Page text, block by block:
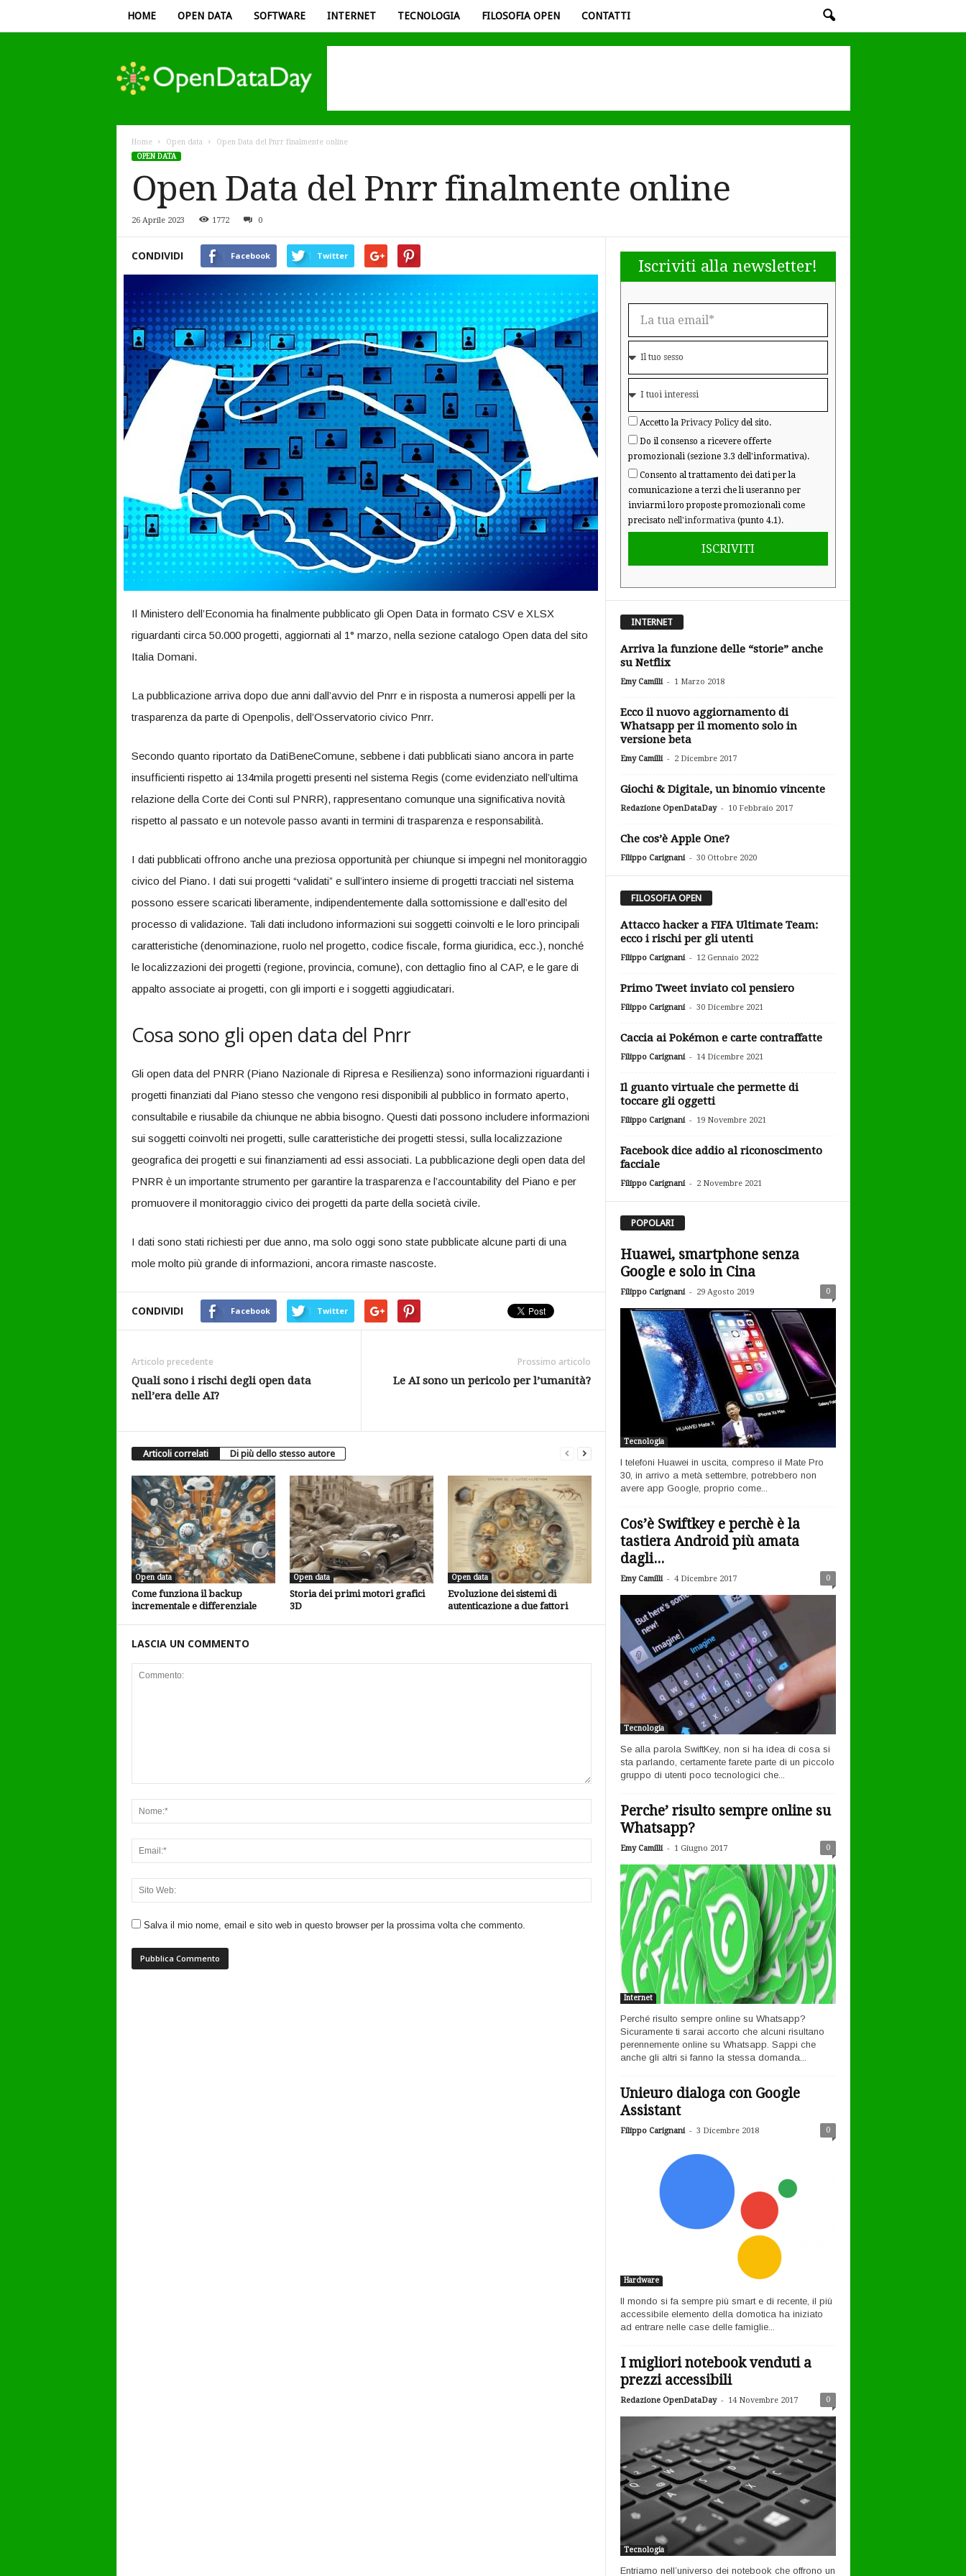
HOME OPEN DATA SOFTWARE INTERNET TECNOLOGIA FILOSOFIA OPEN CONTATTI
Data
Day
Home Open data
Open Data del Pnrr finalmente online
OPEN DATA
Open Data del Pnrr finalmente online
26 Aprile 2023 1772 0
CONDIVIDI Facebook Twitter
Il Ministero dell’Economia ha finalmente pubblicato gli Open Data in formato CSV e XLSX
riguardanti circa 50.000 progetti, aggiornati al 1° marzo, nella sezione catalogo Open data del sito
Italia Domani.
La pubblicazione arriva dopo due anni dall’avvio del Pnrr e in risposta a numerosi appelli per la
trasparenza da parte di Openpolis, dell’Osservatorio civico Pnrr.
Secondo quanto riportato da DatiBeneComune, sebbene i dati pubblicati siano ancora in parte
insufficienti rispetto ai 134mila progetti presenti nel sistema Regis (come evidenziato nell’ultima
relazione della Corte dei Conti sul PNRR), rappresentano comunque una significativa novità
rispetto al passato e un notevole passo avanti in termini di trasparenza e responsabilità.
I dati pubblicati offrono anche una preziosa opportunità per chiunque si impegni nel monitoraggio
civico del Piano. I dati sui progetti “validati” e sull’intero insieme di progetti tracciati nel sistema
possono essere scaricati liberamente, indipendentemente dalla sottomissione e dall’esito del
processo di validazione. Tali dati includono informazioni sui soggetti coinvolti e le loro principali
caratteristiche (denominazione, ruolo nel progetto, codice fiscale, forma giuridica, ecc.), nonché
le localizzazioni dei progetti (regione, provincia, comune), con dettaglio fino al CAP, e le gare di
appalto associate ai progetti, con gli importi e i soggetti aggiudicatari.
Cosa sono gli open data del Pnrr
Gli open data del PNRR (Piano Nazionale di Ripresa e Resilienza) sono informazioni riguardanti i
progetti finanziati dal Piano stesso che vengono resi disponibili al pubblico in formato aperto,
consultabile e riusabile da chiunque ne abbia bisogno. Questi dati possono includere informazioni
sui soggetti coinvolti nei progetti, sulle caratteristiche dei progetti stessi, sulla localizzazione
geografica dei progetti e sui finanziamenti ad essi associati. La pubblicazione degli open data del
PNRR è un importante strumento per garantire la trasparenza e l’accountability del Piano e per
promuovere il monitoraggio civico dei progetti da parte della società civile.
I dati sono stati richiesti per due anno, ma solo oggi sono state pubblicate alcune parti di una
mole molto più grande di informazioni, ancora rimaste nascoste.
CONDIVIDI Facebook Twitter
Articolo precedente
Quali sono i rischi degli open data
nell’era delle AI?
Prossimo articolo
Le AI sono un pericolo per l’umanità?
Articoli correlati Di più dello stesso autore
Open data
Come funziona il backup
incrementale e differenziale
Open data
Storia dei primi motori grafici
3D
Open data
Evoluzione dei sistemi di
autenticazione a due fattori
LASCIA UN COMMENTO
Salva il mio nome, email e sito web in questo browser per la prossima volta che commento.
Iscriviti alla newsletter!
Accetto la Privacy Policydel sito.
Do il consenso a ricevere offerte
promozionali (sezione 3.3 dell'informativa).
Consento al trattamento dei dati per la
comunicazione a terzi che li useranno per
inviarmi loro proposte promozionali come
precisato nell'informativa(punto 4.1).
ISCRIVITI
INTERNET
Arriva la funzione delle “storie” anche
su Netflix
Emy Camilli - 1 Marzo 2018
Ecco il nuovo aggiornamento di
Whatsapp per il momento solo in
versione beta
Emy Camilli - 2 Dicembre 2017
Giochi & Digitale, un binomio vincente
Redazione OpenDataDay - 10 Febbraio 2017
Che cos’è Apple One?
Filippo Carignani - 30 Ottobre 2020
FILOSOFIA OPEN
Attacco hacker a FIFA Ultimate Team:
ecco i rischi per gli utenti
Filippo Carignani - 12 Gennaio 2022
Primo Tweet inviato col pensiero
Filippo Carignani - 30 Dicembre 2021
Caccia ai Pokémon e carte contraffatte
Filippo Carignani - 14 Dicembre 2021
Il guanto virtuale che permette di
toccare gli oggetti
Filippo Carignani - 19 Novembre 2021
Facebook dice addio al riconoscimento
facciale
Filippo Carignani - 2 Novembre 2021
POPOLARI
Huawei, smartphone senza
Google e solo in Cina
Filippo Carignani - 29 Agosto 2019 0
Tecnologia
I telefoni Huawei in uscita, compreso il Mate Pro
30, in arrivo a metà settembre, potrebbero non
avere app Google, proprio come...
Cos’è Swiftkey e perchè è la
tastiera Android più amata
dagli...
Emy Camilli - 4 Dicembre 2017 0
Tecnologia
Se alla parola SwiftKey, non si ha idea di cosa si
sta parlando, certamente farete parte di un piccolo
gruppo di utenti poco tecnologici che...
Perche’ risulto sempre online su
Whatsapp?
Emy Camilli - 1 Giugno 2017 0
Internet
Perché risulto sempre online su Whatsapp?
Sicuramente ti sarai accorto che alcuni risultano
perennemente online su Whatsapp. Sappi che
anche gli altri si fanno la stessa domanda...
Unieuro dialoga con Google
Assistant
Filippo Carignani - 3 Dicembre 2018 0
Hardware
Il mondo si fa sempre più smart e di recente, il più
accessibile elemento della domotica ha iniziato
ad entrare nelle case delle famiglie...
I migliori notebook venduti a
prezzi accessibili
Redazione OpenDataDay - 14 Novembre 2017 0
Tecnologia
Entriamo nell’universo dei notebook che offrono un